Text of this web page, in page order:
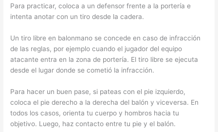
Para practicar, coloca a un defensor frente a la portería e
intenta anotar con un tiro desde la cadera.
Un tiro libre en balonmano se concede en caso de infracción
de las reglas, por ejemplo cuando el jugador del equipo
atacante entra en la zona de portería. El tiro libre se ejecuta
desde el lugar donde se cometió la infracción.
Para hacer un buen pase, si pateas con el pie izquierdo,
coloca el pie derecho a la derecha del balón y viceversa. En
todos los casos, orienta tu cuerpo y hombros hacia tu
objetivo. Luego, haz contacto entre tu pie y el balón.